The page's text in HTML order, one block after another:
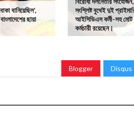
বানিয়েছিল’,
ছায়া
সংশ্লিষ্ট বুথেই দুই
আইসিডিএস কর্মী-সহ মোট
কর্মচারী রয়েছেন।
Blogger Disqus